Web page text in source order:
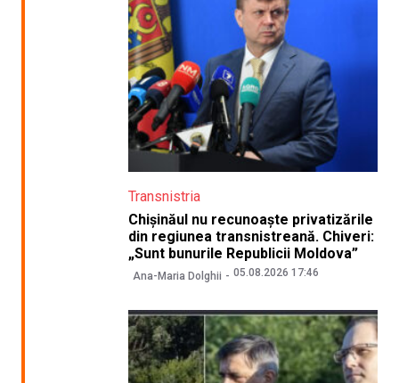
Transnistria
Chișinăul nu recunoaște privatizările
din regiunea transnistreană. Chiveri:
„Sunt bunurile Republicii Moldova”
Ana-Maria Dolghii 05.08.2026 17:46